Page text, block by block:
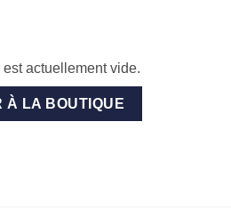
actuellement vide.
À LA BOUTIQUE